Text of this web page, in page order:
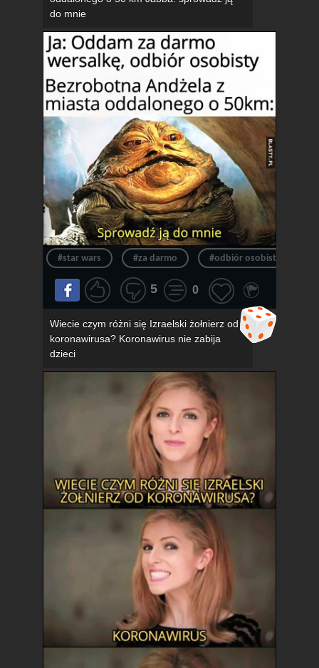
do mnie
#star wars #za darmo #odbiór osobisty
5 0
Wiecie czym różni się Izraelski żołnierz od
koronawirusa? Koronawirus nie zabija
dzieci